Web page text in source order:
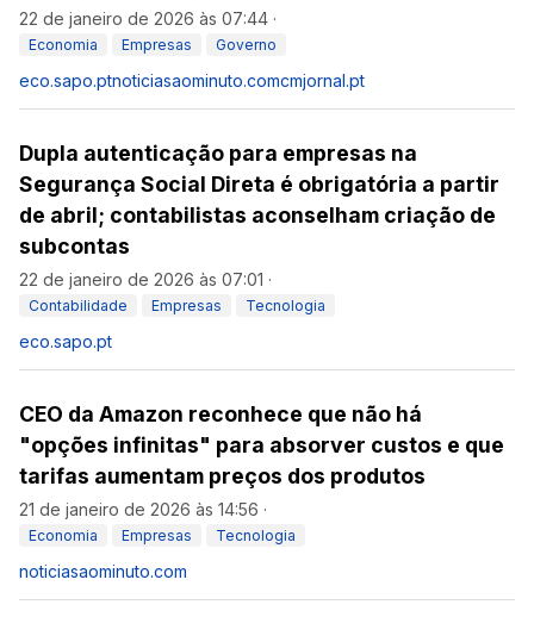
22 de janeiro de 2026 às 07:44 ·
Economia Empresas Governo
eco.sapo.ptnoticiasaominuto.comcmjornal.pt
Dupla autenticação para empresas na
Segurança Social Direta é obrigatória a partir
de abril; contabilistas aconselham criação de
subcontas
22 de janeiro de 2026 às 07:01 ·
Contabilidade Empresas Tecnologia
eco.sapo.pt
CEO da Amazon reconhece que não há
"opções infinitas" para absorver custos e que
tarifas aumentam preços dos produtos
21 de janeiro de 2026 às 14:56 ·
Economia Empresas Tecnologia
noticiasaominuto.com